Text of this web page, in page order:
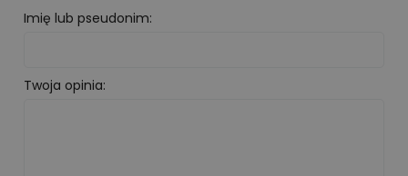
Imię lub pseudonim:
Twoja opinia: